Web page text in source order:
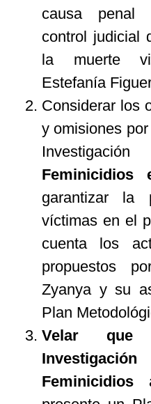
causa penal
control judicial
la muerte
Estefanía
Considerar los
y omisiones
Investigación
garantizar la
víctimas en el
cuenta los
propuestos
Zyanya y su
Plan
Velar
Feminicidios